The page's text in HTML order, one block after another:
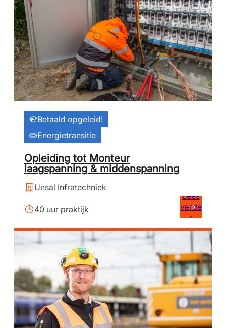
Betaald opgeleid!
Energietransitie
Opleiding tot Monteur
laagspanning & middenspanning
Unsal Infratechniek
40 uur praktijk
Lees
verde
r